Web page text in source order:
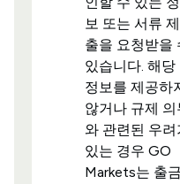
보 또는 서류 제
출을 요청받을
있습니다. 해당
정보를 제공하
않거나 규제 의
와 관련된 우려
있는 경우 GO
Markets는 출금